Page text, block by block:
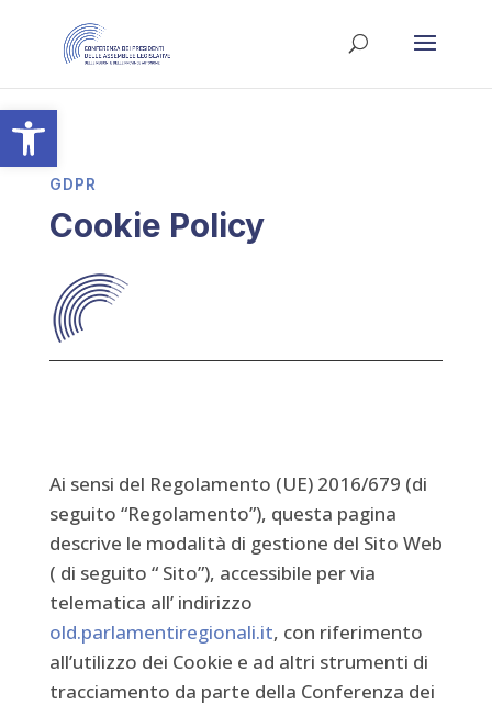
Apri la barra degli strumenti
GDPR
Cookie Policy
Ai sensi del Regolamento (UE) 2016/679 (di
seguito “Regolamento”), questa pagina
descrive le modalità di gestione del Sito Web
( di seguito “ Sito”), accessibile per via
telematica all’ indirizzo
old.parlamentiregionali.it, con riferimento
all’utilizzo dei Cookie e ad altri strumenti di
tracciamento da parte della Conferenza dei